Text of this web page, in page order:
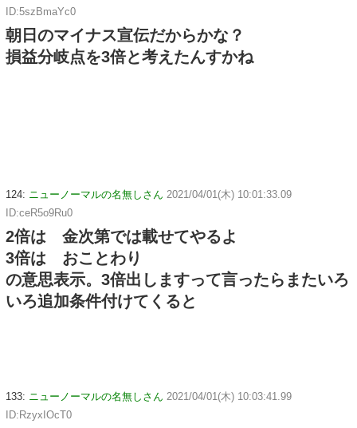
ID:5szBmaYc0
朝日のマイナス宣伝だからかな？
損益分岐点を3倍と考えたんすかね
124: ニューノーマルの名無しさん 2021/04/01(木) 10:01:33.09
ID:ceR5o9Ru0
2倍は 金次第では載せてやるよ
3倍は おことわり
の意思表示。3倍出しますって言ったらまたいろ
いろ追加条件付けてくると
133: ニューノーマルの名無しさん 2021/04/01(木) 10:03:41.99
ID:RzyxIOcT0